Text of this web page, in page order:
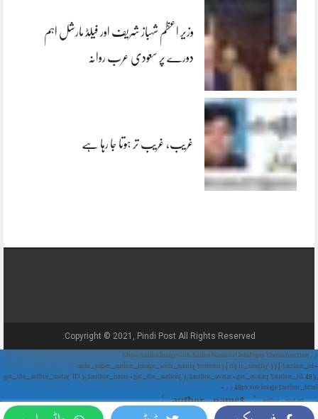
وزیر اعظم شہباز شریف اور فیلڈ مارشل اہم
دورے پر سعودی عرب روانہ
غریب، غریب تر ہوتا جا رہا ہے
Copyright © 2021, Pindi Post All Rights Reserved.
// Show Author Image with Author Name in UrduPaper Theme function
urdu_paper_author_image_with_name($content) { if (is_single()) { $author_id =
get_the_author_meta('ID'); $author_name = get_the_author(); $author_avatar = get_avatar($author_id, 48);
// 48px size image $author_html = '
' . $author_avatar . '
' . $author_name . '